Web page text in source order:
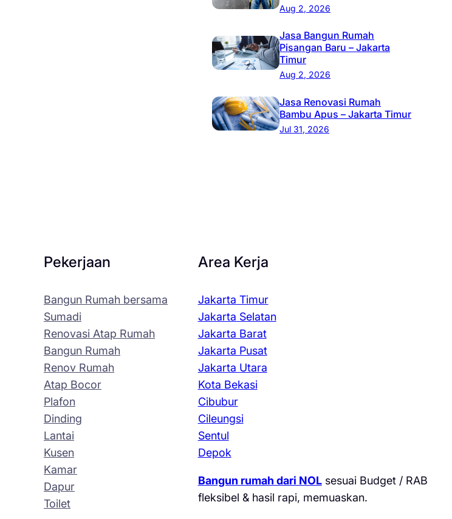
Aug 2, 2026
Jasa Bangun Rumah
Pisangan Baru – Jakarta
Timur
Aug 2, 2026
Jasa Renovasi Rumah
Bambu Apus – Jakarta Timur
Jul 31, 2026
Pekerjaan
Bangun Rumah bersama
Sumadi
Renovasi Atap Rumah
Bangun Rumah
Renov Rumah
Atap Bocor
Plafon
Dinding
Lantai
Kusen
Kamar
Dapur
Toilet
Area Kerja
Jakarta Timur
Jakarta Selatan
Jakarta Barat
Jakarta Pusat
Jakarta Utara
Kota Bekasi
Cibubur
Cileungsi
Sentul
Depok
Bangun rumah dari NOLsesuai Budget / RAB
fleksibel & hasil rapi, memuaskan.